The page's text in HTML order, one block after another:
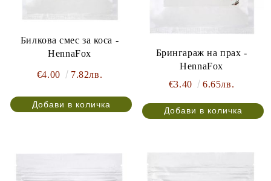
Билкова смес за коса -
HennaFox
€4.00 7.82лв.
Брингараж на прах -
HennaFox
€3.40
6.65лв.